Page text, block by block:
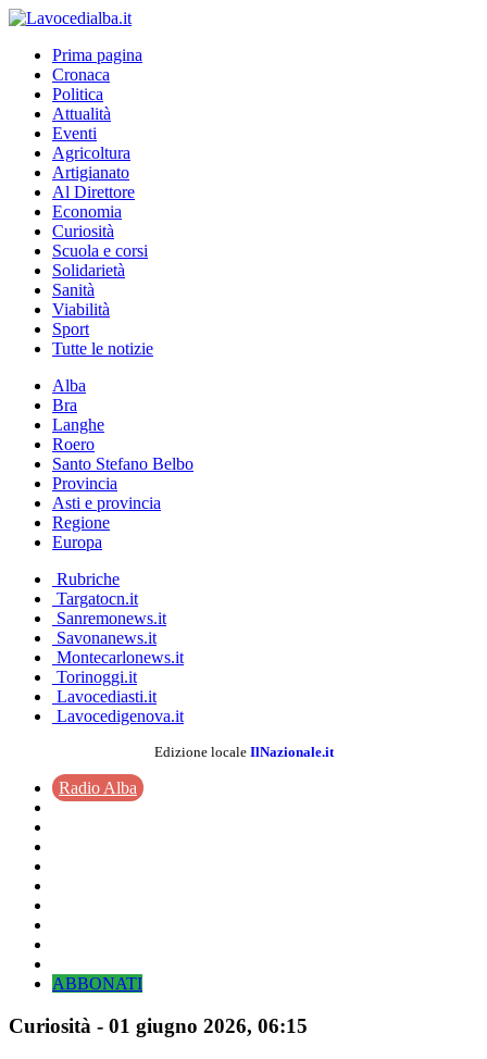
Prima pagina
Cronaca
Politica
Attualità
Eventi
Agricoltura
Artigianato
Al Direttore
Economia
Curiosità
Scuola e corsi
Solidarietà
Sanità
Viabilità
Sport
Tutte le notizie
Alba
Bra
Langhe
Roero
Santo Stefano Belbo
Provincia
Asti e provincia
Regione
Europa
Rubriche
Targatocn.it
Sanremonews.it
Savonanews.it
Montecarlonews.it
Torinoggi.it
Lavocediasti.it
Lavocedigenova.it
Edizione locale IlNazionale.it
Radio Alba
ABBONATI
Curiosità - 01 giugno 2026, 06:15